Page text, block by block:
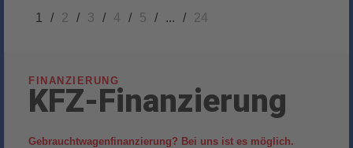
1 / 2 / 3 / 4 / 5 / ... / 24
FINANZIERUNG
KFZ-Finanzierung
Gebrauchtwagenfinanzierung? Bei uns ist es möglich.